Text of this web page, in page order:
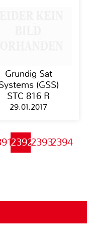
Grundig Sat
(GSS)
STC 816 R
29.01.2017
239223932394